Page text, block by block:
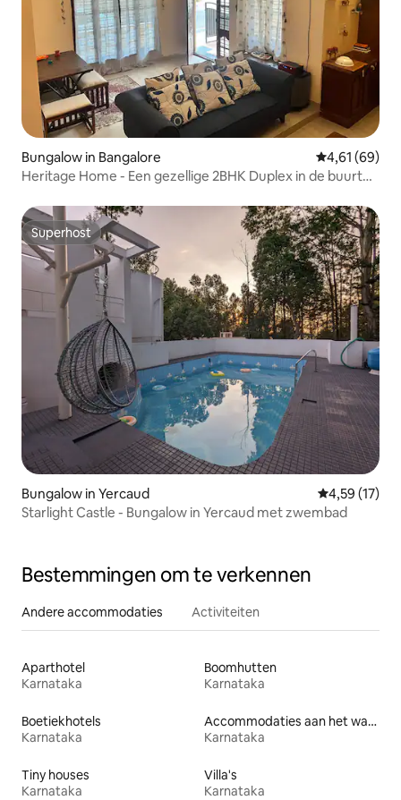
Bungalow in Bangalore Gemiddelde
4,61 (69)
Heritage Home - Een gezellige 2BHK Duplex in de buurt
Superhost
Superhost
Bungalow in Yercaud Gemiddelde
4,59 (17)
Starlight Castle - Bungalow in Yercaud met zwembad
Bestemmingen om te verkennen
Andere accommodaties Activiteiten
Aparthotel
Karnataka
Boomhutten
Karnataka
Boetiekhotels
Karnataka
Accommodaties aan het water
Karnataka
Tiny houses
Karnataka
Villa's
Karnataka